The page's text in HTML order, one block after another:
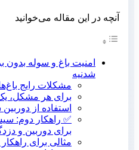
آنچه در این مقاله می‌خوانید
امنیت باغ و سوله بدون
شدنیه
مشکلات رایج
برای هر مشکل،
استفاده از
✅ راهکار دوم:
برای دوربین و
مثالی برای